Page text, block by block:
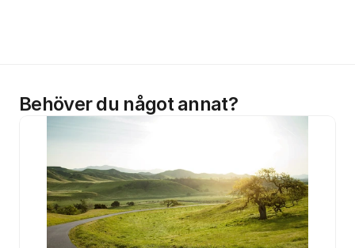
Behöver du något annat?